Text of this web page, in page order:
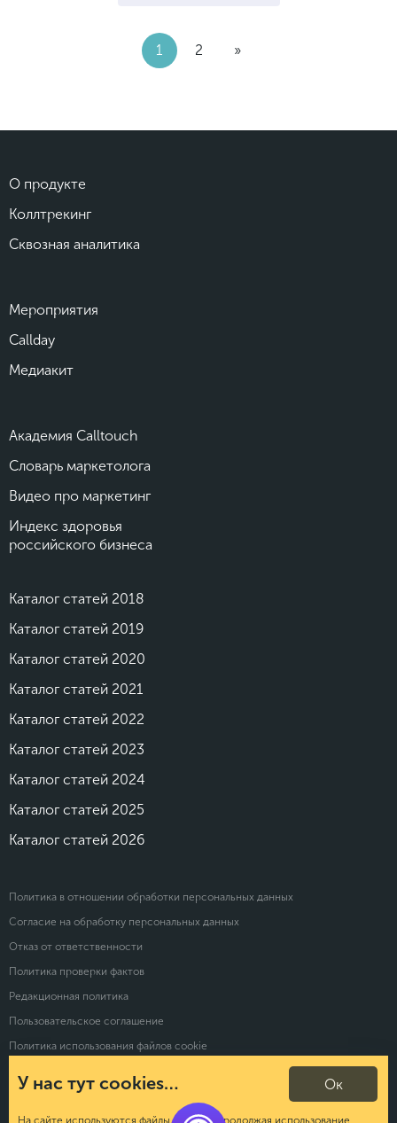
1 2 »
© 2026 Calltouch. Все права защищены
О продукте
Коллтрекинг
Сквозная аналитика
Мероприятия
Callday
Медиакит
Академия Calltouch
Словарь маркетолога
Видео про маркетинг
Индекс здоровья
российского бизнеса
Каталог статей 2018
Каталог статей 2019
Каталог статей 2020
Каталог статей 2021
Каталог статей 2022
Каталог статей 2023
Каталог статей 2024
Каталог статей 2025
Каталог статей 2026
Политика в отношении обработки персональных данных
Согласие на обработку персональных данных
Отказ от ответственности
Политика проверки фактов
Редакционная политика
Пользовательское соглашение
Политика использования файлов cookie
У нас тут cookies…
На сайте используются файлы cookies. Продолжая использование
Ок